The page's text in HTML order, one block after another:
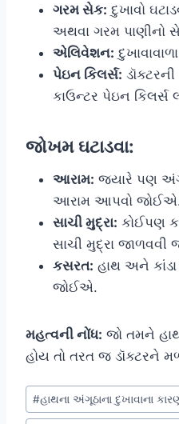
ગરમ સેક: દુખાવો
અથવા ગરમ પાણીનો
એલિવેશન:
પેઇન કિલર્સ:
કાઉન્ટર પેઇન કિલર્સ
જોખમ ઘટાડવા:
આરામ: જ્યારે પણ
આરામ આપવો
સાચી મુદ્રા: કોઈપણ
સાચી મુદ્રા જાળવવી
કસરત: હાથ અને
જોઈએ.
મહત્વની નોંધ: જો તમને
હોય તો તરત જ ડૉક્ટરને
Post
Tags:
#હાથના અંગૂઠાના દુખાવાના